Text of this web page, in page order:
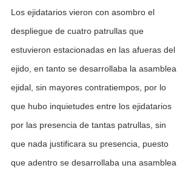
Los ejidatarios vieron con asombro el
despliegue de cuatro patrullas que
estuvieron estacionadas en las afueras del
ejido, en tanto se desarrollaba la asamblea
ejidal, sin mayores contratiempos, por lo
que hubo inquietudes entre los ejidatarios
por las presencia de tantas patrullas, sin
que nada justificara su presencia, puesto
que adentro se desarrollaba una asamblea